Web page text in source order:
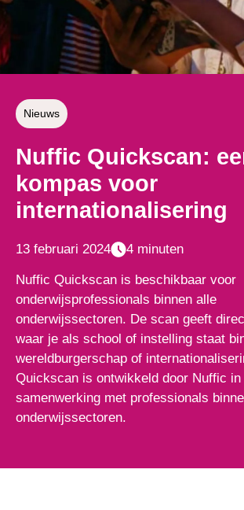
Nieuws
Nuffic Quickscan:
kompas voor
internationalisering
13 februari 2024 4 minuten
Nuffic Quickscan is beschikbaar voor
onderwijsprofessionals binnen alle
onderwijssectoren. De scan geeft
waar je als school of instelling staat
wereldburgerschap of
Quickscan is ontwikkeld door Nuffic in
samenwerking met professionals
onderwijssectoren.